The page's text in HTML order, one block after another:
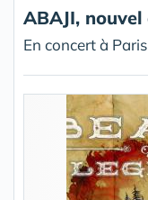
ABAJI,
En concert à